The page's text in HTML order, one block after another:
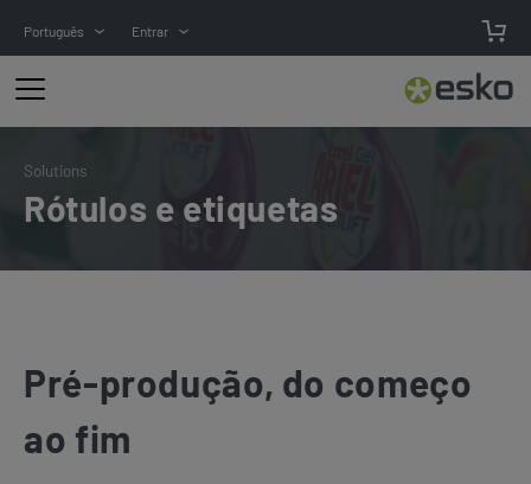
Português Entrar
Solutions
Rótulos e etiquetas
Pré-produção, do começo
ao fim